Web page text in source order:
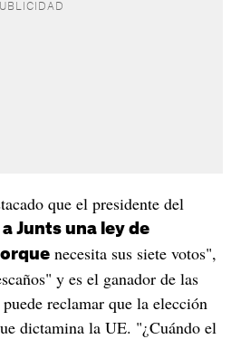
que el presidente del
Junts una ley de
necesita sus siete votos",
y es el ganador de las
reclamar que la elección
dictamina la UE. "¿Cuándo el